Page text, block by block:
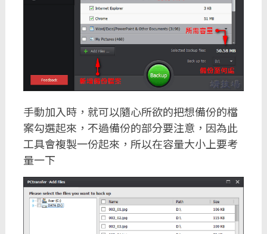
手動加入時，就可以隨心所欲的把想備份的檔
案勾選起來，不過備份的部分要注意，因為此
工具會複製一份起來，所以在容量大小上要考
量一下